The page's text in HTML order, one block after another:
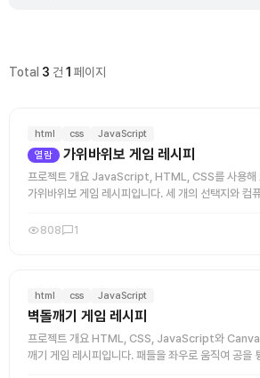
Total 3 건 1 페이지
html css
JavaScript
열람
가위바위보 게임 레시피
프로젝트 개요 JavaScript, HTML, CSS를 사용해
가위바위보 게임 레시피입니다. 세 개의 선택지와 컴
808 1
html css JavaScript
벽돌깨기 게임 레시피
프로젝트 개요 HTML, CSS, JavaScript와
깨기 게임 레시피입니다. 패들을 좌우로 움직여 공을